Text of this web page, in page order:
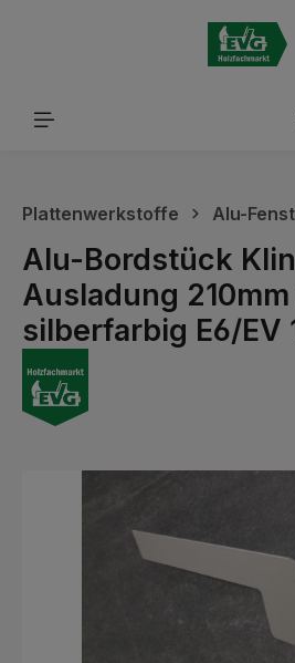
Plattenwerkstoffe Alu-
Alu-Bordstück
Ausladung
silberfarbig E6/EV